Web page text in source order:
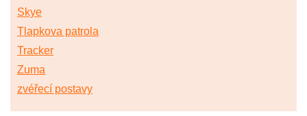
Skye
Tlapkova patrola
Tracker
Zuma
zvéřecí postavy